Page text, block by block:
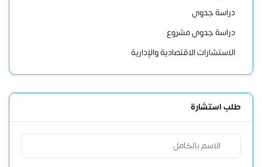
دراسة جدوى
دراسة جدوى مشروع
الاستشارات الاقتصادية والإدارية
طلب استشارة